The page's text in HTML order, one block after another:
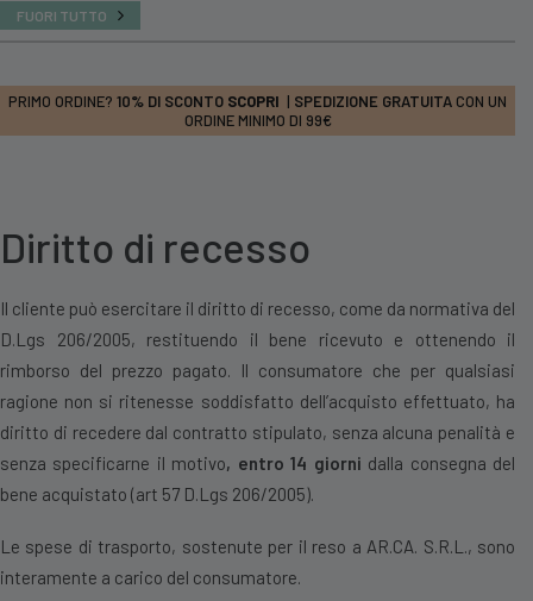
FUORI TUTTO
PRIMO ORDINE? 10% DI SCONTO SCOPRI | SPEDIZIONE GRATUITA CON UN
ORDINE MINIMO DI 99€
Diritto di recesso
Il cliente può esercitare il diritto di recesso, come da normativa del
D.Lgs 206/2005, restituendo il bene ricevuto e ottenendo il
rimborso del prezzo pagato. Il consumatore che per qualsiasi
ragione non si ritenesse soddisfatto dell’acquisto effettuato, ha
diritto di recedere dal contratto stipulato, senza alcuna penalità e
senza specificarne il motivo, entro 14 giorni dalla consegna del
bene acquistato (art 57 D.Lgs 206/2005).
Le spese di trasporto, sostenute per il reso a AR.CA. S.R.L., sono
interamente a carico del consumatore.